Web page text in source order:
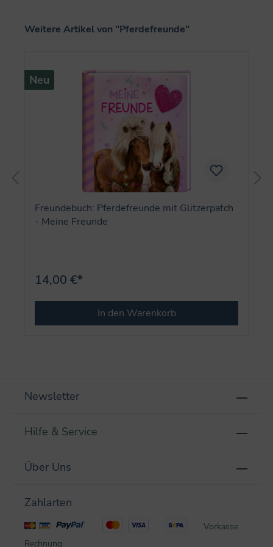
Produktgalerie überspringen
Weitere Artikel von "Pferdefreunde"
Neu
Freundebuch: Pferdefreunde mit Glitzerpatch
- Meine Freunde
14,00 €*
In den Warenkorb
Newsletter
Hilfe & Service
Über Uns
Zahlarten
Vorkasse
Rechnung